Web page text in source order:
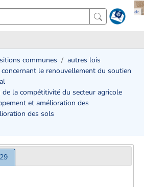
communes
autres lois
le renouvellement du soutien
la compétitivité du secteur agricole
et amélioration des
des sols